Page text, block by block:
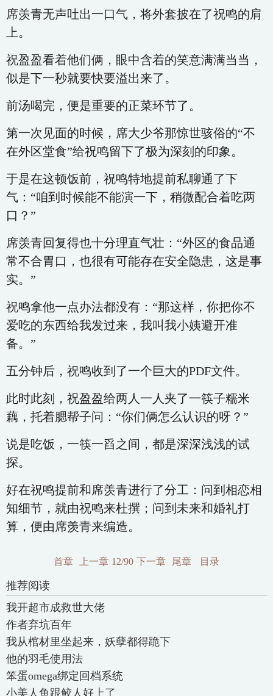
席羡青无声吐出一口气，将外套披在了祝鸣的肩
上。
祝盈盈看着他们俩，眼中含着的笑意满满当当，
似是下一秒就要快要溢出来了。
前汤喝完，便是重要的正菜环节了。
第一次见面的时候，席大少爷那惊世骇俗的“不
在外区堂食”给祝鸣留下了极为深刻的印象。
于是在这顿饭前，祝鸣特地提前私聊通了下
气：“咱到时候能不能演一下，稍微配合着吃两
口？”
席羡青回复得也十分理直气壮：“外区的食品通
常不合胃口，也很有可能存在安全隐患，这是事
实。”
祝鸣拿他一点办法都没有：“那这样，你把你不
爱吃的东西给我发过来，我叫我小姨避开准
备。”
五分钟后，祝鸣收到了一个巨大的PDF文件。
此时此刻，祝盈盈给两人一人夹了一筷子糯米
藕，托着腮帮子问：“你们俩怎么认识的呀？”
说是吃饭，一筷一舀之间，都是深深浅浅的试
探。
好在祝鸣提前和席羡青进行了分工：问到相恋相
知细节，就由祝鸣来杜撰；问到未来和婚礼打
算，便由席羡青来编造。
首章 上一章 12/90 下一章 尾章 目录
推荐阅读
我开超市成救世大佬
作者弃坑百年
我从棺材里坐起来，妖孽都得跪下
他的羽毛使用法
笨蛋omega绑定回档系统
小美人鱼跟鲛人好上了